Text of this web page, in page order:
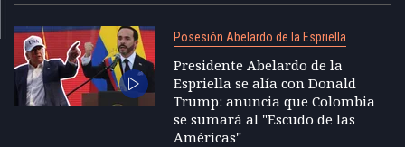
Posesión Abelardo de la Espriella
Presidente Abelardo de la
Espriella se alía con Donald
Trump: anuncia que Colombia
se sumará al "Escudo de las
Américas"